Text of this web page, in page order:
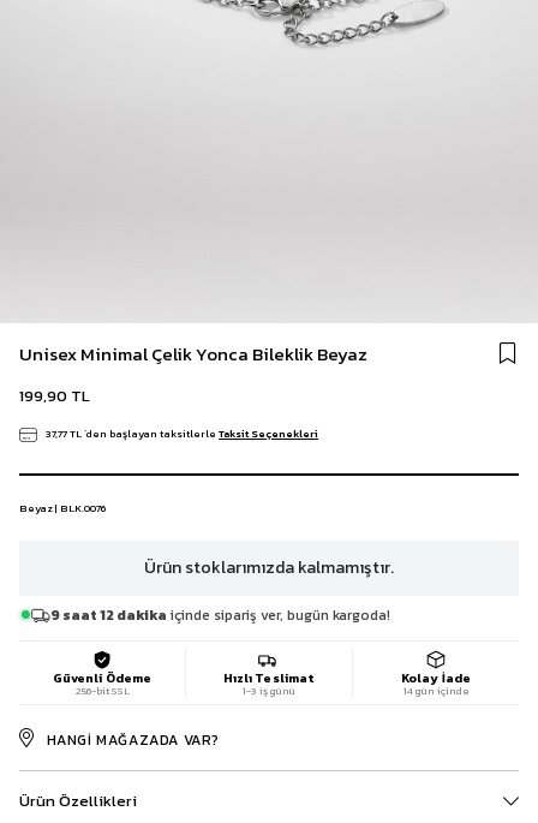
Unisex Minimal Çelik Yonca Bileklik Beyaz
199,90 TL
37,77 TL`den başlayan taksitlerle Taksit Seçenekleri
Beyaz | BLK.0076
Ürün stoklarımızda kalmamıştır.
9 saat 12 dakika içinde sipariş ver, bugün kargoda!
Güvenli Ödeme
256-bit SSL
Hızlı Teslimat
1-3 iş günü
Kolay İade
14 gün içinde
HANGI MAĞAZADA VAR?
Ürün Özellikleri